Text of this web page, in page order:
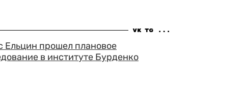
Ельцин прошел плановое
в институте Бурденко